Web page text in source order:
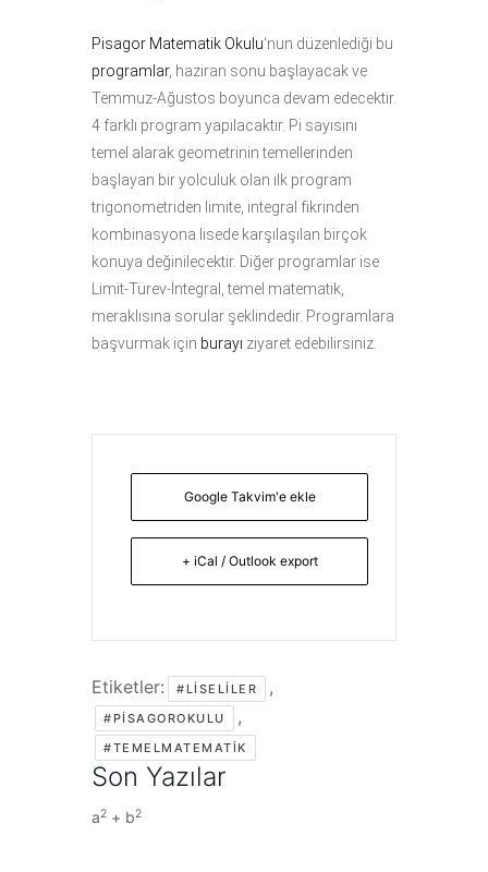
Pisagor Matematik Okulu‘nun düzenlediği bu
programlar, haziran sonu başlayacak ve
Temmuz-Ağustos boyunca devam edecektir.
4 farklı program yapılacaktır. Pi sayısını
temel alarak geometrinin temellerinden
başlayan bir yolculuk olan ilk program
trigonometriden limite, integral fikrinden
kombinasyona lisede karşılaşılan birçok
konuya değinilecektir. Diğer programlar ise
Limit-Türev-İntegral, temel matematik,
meraklısına sorular şeklindedir. Programlara
başvurmak için burayı ziyaret edebilirsiniz.
Google Takvim'e ekle
+ iCal / Outlook export
Etiketler: #LISELILER ,
#PISAGOROKULU ,
#TEMELMATEMATIK
Son Yazılar
a2 + b2